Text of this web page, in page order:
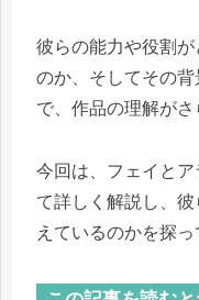
彼らの能力や役割
のか、そしてその
で、作品の理解がさ
今回は、フェイと
て詳しく解説し、
えているのかを探っ